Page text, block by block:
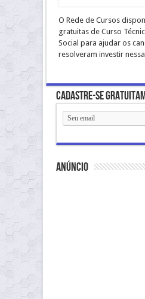
O Rede de Cursos
gratuitas de Curso
Social para ajudar os
resolveram investir
Cadastre-se
anúncio